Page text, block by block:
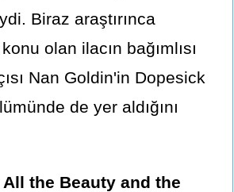
Biraz araştırınca
olan ilacın bağımlısı
Nan Goldin'in Dopesick
de yer aldığını
All the Beauty and the